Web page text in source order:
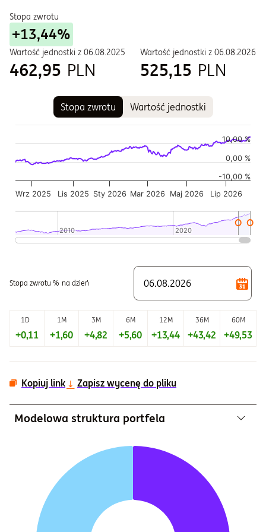
Stopa zwrotu
+13,44%
Wartość jednostki z 06.08.2025
462,95 PLN
Wartość jednostki z 06.08.2026
525,15 PLN
Stopa zwrotu Wartość jednostki
Wykres pokazuje historię wartości jednostki funduszu
Wykres ma 2 osi X wyświetlające Czas, i Czas.
Wykres ma 2 osi Y wyświetlające Wartość jednostki w
Wrz 2025 Lis 2025 Sty 2026 Mar 2026 Maj 2026 Lip 2026
2010
2010 2020
2020
0,00 %
-10,00 %
10,00 %
Stopa zwrotu % na dzień
1D 1M 3M 6M 12M 36M 60M
+0,11 +1,60 +4,82 +5,60 +13,44 +43,42 +49,53
Kopiuj link Zapisz wycenę do pliku
Modelowa struktura portfela